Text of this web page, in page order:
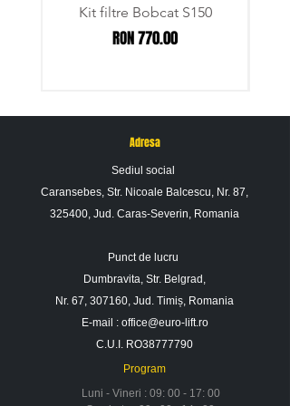
Pentru informatii suplimentare nu ezitati sa
Kit filtre Bobcat S150
Price
RON 770.00
Adresa
Sediul social
Caransebes, Str. Nicoale Balcescu, Nr. 87,
325400, Jud. Caras-Severin, Romania
Punct de lucru
Dumbravita, Str. Belgrad,
Nr. 67, 307160, Jud. Timiș, Romania
E-mail : office@euro-lift.ro
C.U.I. RO38777790
Program
Luni - Vineri : 09: 00 - 17: 00